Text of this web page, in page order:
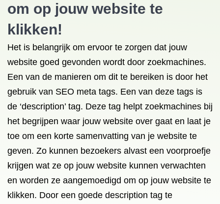
om op jouw website te
klikken!
Het is belangrijk om ervoor te zorgen dat jouw
website goed gevonden wordt door zoekmachines.
Een van de manieren om dit te bereiken is door het
gebruik van SEO meta tags. Een van deze tags is
de ‘description’ tag. Deze tag helpt zoekmachines bij
het begrijpen waar jouw website over gaat en laat je
toe om een korte samenvatting van je website te
geven. Zo kunnen bezoekers alvast een voorproefje
krijgen wat ze op jouw website kunnen verwachten
en worden ze aangemoedigd om op jouw website te
klikken. Door een goede description tag te